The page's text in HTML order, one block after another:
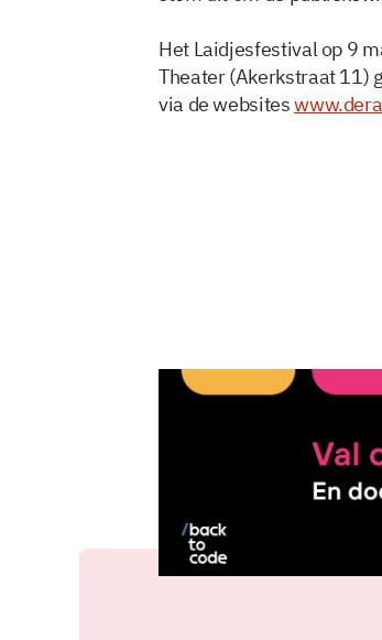
Het Laidjesfestival op 9
Theater (Akerkstraat 11)
via de websites
18 feb 2019, 09:46